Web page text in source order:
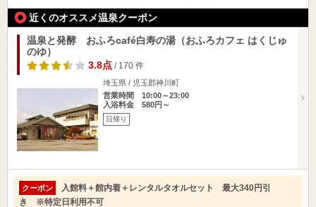
近くのオススメ温泉クーポン
温泉と発酵 おふろcafé白寿の湯（おふろカフェ はくじゅ
のゆ）
3.8点/ 170 件
埼玉県 / 児玉郡神川町
営業時間 10:00～23:00
入浴料金 580円～
日帰り
クーポン
入館料＋館内着＋レンタルタオルセット 最大340円引
き ※特定日利用不可